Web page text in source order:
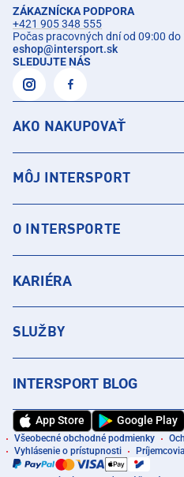
ZÁKAZNÍCKA PODPORA
+421 905 348 555
Počas pracovných dní od 09:00 do
eshop@intersport.sk
SLEDUJTE NÁS
AKO NAKUPOVAŤ
MÔJ INTERSPORT
O INTERSPORTE
KARIÉRA
SLUŽBY
INTERSPORT BLOG
App Store Google Play
Všeobecné obchodné podmienky
Vyhlásenie o prístupnosti